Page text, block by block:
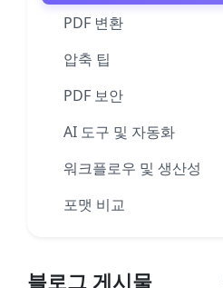
PDF 변환
압축 팁
PDF 보안
AI 도구 및 자동화
워크플로우 및 생산성
포맷 비교
블로그 게시물